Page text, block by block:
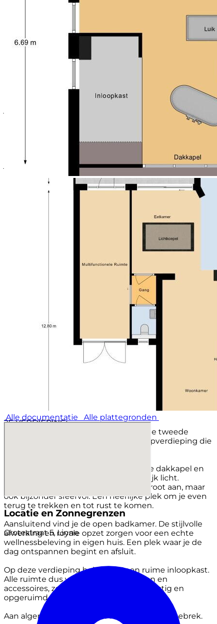
heb je de aansluitingen voor de wasmachine en
droger. Ook is er meer dan voldoende ruimte voor
voorraad, huishoudelijke apparaten en andere spullen
die je graag uit het zicht bewaart.
eigen praktijkruimte? Dan is de multifunctionele
eigen entree en het toilet zijn de mogelijkheden
volop aanwezig. De ruimte is ideaal als kantoor, salon,
praktijkruimte, hobbykamer of atelier. Bovendien kijk
je vanuit hier uit op de tuin, wat zorgt voor een
voor het opbergen van provisie, seizoensspullen en
andere zaken die je niet dagelijks nodig hebt. Zo heb
je altijd voldoende bergruimte binnen handbereik.
1E VERDIEPING:
Via de karakteristieke trap bereik je de eerste
verdieping. Op deze verdieping heb je 3 slaapkamers
tweepersoonsbed en kledingkasten. Daarnaast heeft
zomerdagen comfortabel slaapt.
De tweede slaapkamer is ook een fijne en lichte
ruimte. Ideaal als kinderkamer, logeerkamer of
De derde slaapkamer is nu in gebruik als babykamer.
Uiteraard kun je deze ruimte helemaal naar eigen
wens inrichten. Denk bijvoorbeeld aan een
kleedkamer, kantoor of hobbyruimte.
inloopdouche, een wastafelmeubel en een hangend
toilet. Een frisse en comfortabele ruimte waar je de
2E VERDIEPING:
Via opnieuw zo'n fraaie trap bereik je de tweede
verdieping. Hier heb je een royale slaapverdieping die
De ruime slaapkamer wordt dankzij de dakkapel en
de dakramen overspoeld met natuurlijk licht.
Hierdoor voelt de ruimte niet alleen groot aan, maar
ook bijzonder sfeervol. Een heerlijke plek om je even
terug te trekken en tot rust te komen.
Aansluitend vind je de open badkamer. De stijlvolle
afwerking en royale opzet zorgen voor een echte
wellnessbeleving in eigen huis. Een plek waar je de
dag ontspannen begint en afsluit.
Op deze verdieping heb je ook een ruime inloopkast.
Alle ruimte dus voor kleding, schoenen en
accessoires, zodat de slaapkamer zelf rustig en
opgeruimd blijft.
Aan algemene bergruimte is ook hier geen gebrek.
Alle documentatie Alle plattegronden
Locatie en Zonnegrenzen
Grotestraat 5, Linne